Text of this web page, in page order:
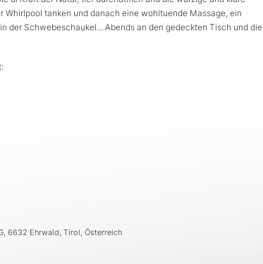
tanken und danach eine wohltuende Massage, ein
der Schwebeschaukel....Abends an den gedeckten Tisch und die
6632 Ehrwald, Tirol, Österreich